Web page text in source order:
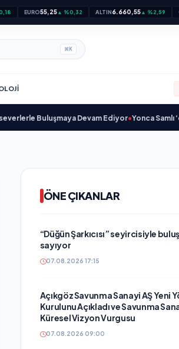
EURO55,25▲ %0,32 ALTIN6.660,55▲ %2,59
⌘K
Buluşmaya Devam Ediyor•Yonca Samlı ‘dan
ÖNE ÇIKANLAR
“Düğün Şarkıcısı” seyircisiyle
sayıyor
07.08.2026 17:15
Açıkgöz Savunma Sanayi AŞ Yeni
Kurulunu Açıkladı ve Savunma
Küresel Vizyon Vurgusu
07.08.2026 09:00